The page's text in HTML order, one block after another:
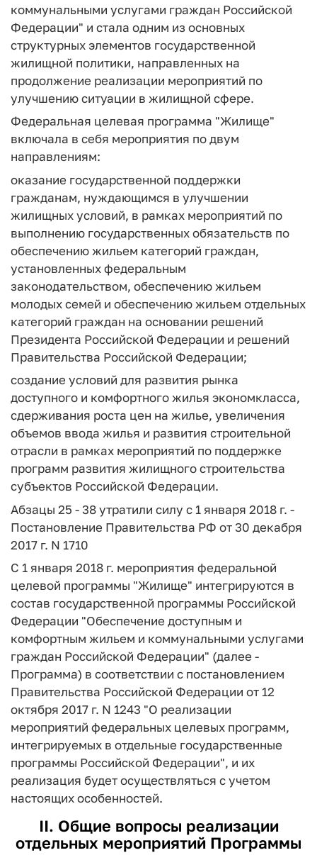
коммунальными услугами граждан Российской
Федерации" и стала одним из основных
структурных элементов государственной
жилищной политики, направленных на
продолжение реализации мероприятий по
улучшению ситуации в жилищной сфере.
Федеральная целевая программа "Жилище"
включала в себя мероприятия по двум
направлениям:
оказание государственной поддержки
гражданам, нуждающимся в улучшении
жилищных условий, в рамках мероприятий по
выполнению государственных обязательств по
обеспечению жильем категорий граждан,
установленных федеральным
законодательством, обеспечению жильем
молодых семей и обеспечению жильем отдельных
категорий граждан на основании решений
Президента Российской Федерации и решений
Правительства Российской Федерации;
создание условий для развития рынка
доступного и комфортного жилья экономкласса,
сдерживания роста цен на жилье, увеличения
объемов ввода жилья и развития строительной
отрасли в рамках мероприятий по поддержке
программ развития жилищного строительства
субъектов Российской Федерации.
Абзацы 25 - 38 утратили силу с 1 января 2018 г. -
Постановление Правительства РФ от 30 декабря
2017 г. N 1710
С 1 января 2018 г. мероприятия федеральной
целевой программы "Жилище" интегрируются в
состав государственной программы Российской
Федерации "Обеспечение доступным и
комфортным жильем и коммунальными услугами
граждан Российской Федерации" (далее -
Программа) в соответствии с постановлением
Правительства Российской Федерации от 12
октября 2017 г. N 1243 "О реализации
мероприятий федеральных целевых программ,
интегрируемых в отдельные государственные
программы Российской Федерации", и их
реализация будет осуществляться с учетом
настоящих особенностей.
II. Общие вопросы реализации
отдельных мероприятий Программы